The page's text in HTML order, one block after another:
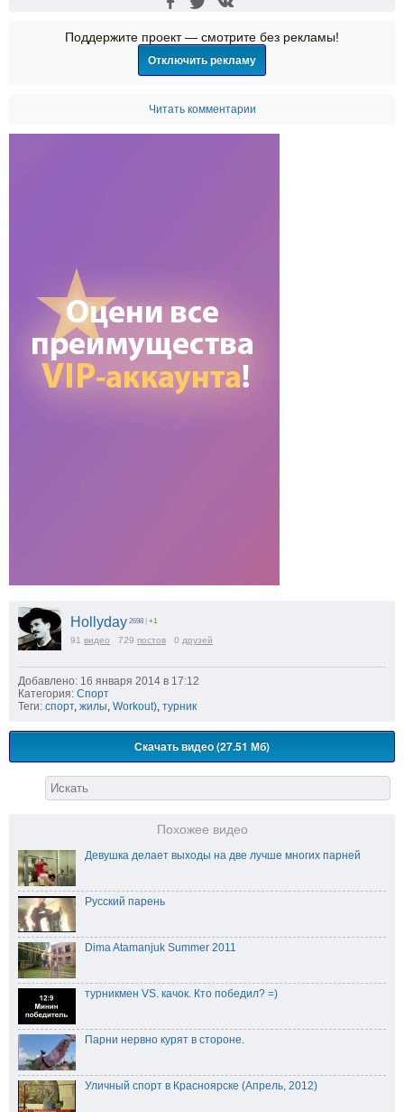
Поддержите проект — смотрите без рекламы!
Отключить рекламу
Читать комментарии
Hollyday 2698 +1
91 видео 729 постов 0 друзей
Добавлено: 16 января 2014 в 17:12
Категория: Спорт
Теги: спорт, жилы, Workout), турник
Скачать видео (27.51 Мб)
Похожее видео
Девушка делает выходы на две лучше многих парней
Русский парень
Dima Atamanjuk Summer 2011
турникмен VS. качок. Кто победил? =)
Парни нервно курят в стороне.
Уличный спорт в Красноярске (Апрель, 2012)